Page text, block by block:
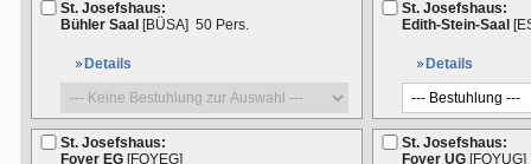
St. Josefshaus:
Bühler Saal [BÜSA] 50 Pers.
Details
St. Josefshaus:
Edith-Stein-Saal
Details
St. Josefshaus:
Foyer EG [FOYEG]
St. Josefshaus:
Foyer UG [FOYUG]